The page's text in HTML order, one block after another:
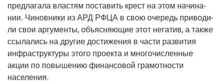
пред­ла­га­ла вла­стям поста­вить крест на этом начи­на­
нии. Чинов­ни­ки из АРД РФЦА в свою оче­редь при­во­ди­
ли свои аргу­мен­ты, объ­яс­ня­ю­щие этот нега­тив, а так­же
ссы­ла­лись на дру­гие дости­же­ния в части раз­ви­тия
инфра­струк­ту­ры это­го про­ек­та и мно­го­чис­лен­ные
акции по повы­ше­нию финан­со­вой гра­мот­но­сти
населения.